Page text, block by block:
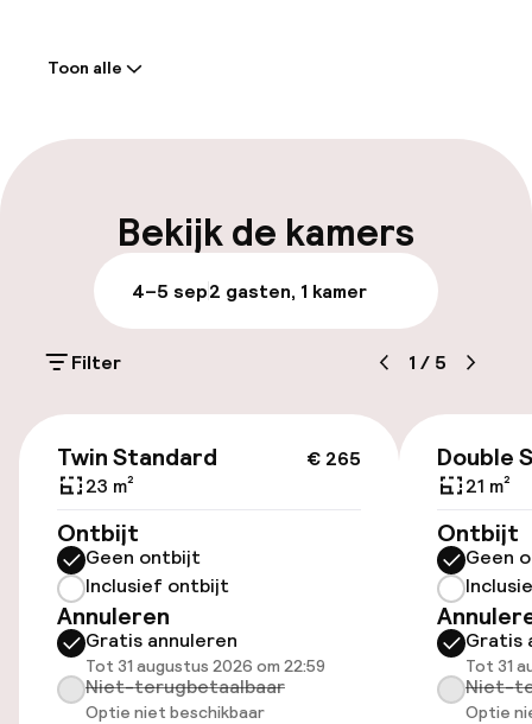
Meertalige medewerkers
Parkeren & mobiliteit
Parkeergelegenheid op eigen terrein
(binnen)
Openbaar parkeren
Toegankelijkheid
Overal rolstoeltoegankelijk
Lift
Toon alle
Bekijk de kamers
4–5 sep2 gasten, 1 kamer
Filter 1 / 5
€ 265
Twin Standard
23 m²
Ontbijt
Geen ontbijt
Inclusief ontbijt
Annuleren
Gratis annuleren
Tot 31 augustus 2026 om 22:59
Niet-terugbetaalbaar
Optie niet beschikbaar
Double
21 m²
Ontbijt
Geen
Gratis
Tot 31
Niet-
Optie